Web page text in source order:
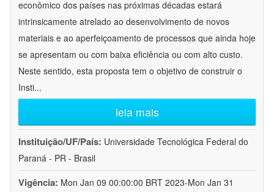
econômico dos países nas próximas décadas estará
intrinsicamente atrelado ao desenvolvimento de novos
materiais e ao aperfeiçoamento de processos que ainda hoje
se apresentam ou com baixa eficiência ou com alto custo.
Neste sentido, esta proposta tem o objetivo de construir o
Insti...
leia mais
Instituição/UF/País: Universidade Tecnológica Federal do
Paraná - PR - Brasil
Vigência: Mon Jan 09 00:00:00 BRT 2023-Mon Jan 31